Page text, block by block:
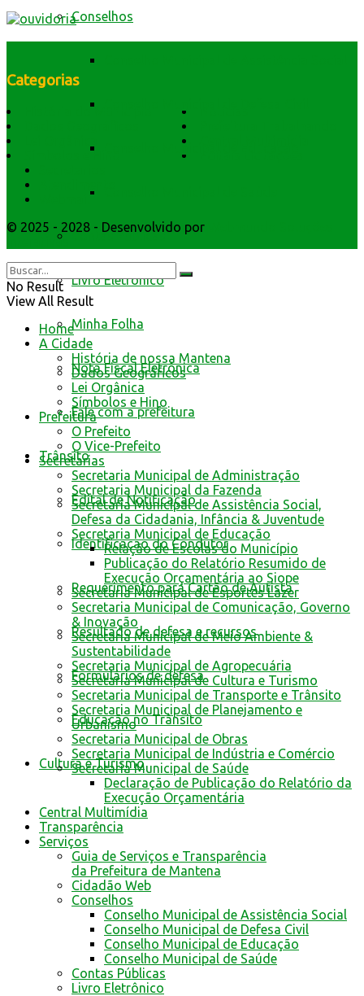
Conselhos
Conselho Municipal de Educação
Contas Públicas
Livro Eletrônico
Minha Folha
Nota Fiscal Eletrônica
Fale com a prefeitura
Trânsito
Edital de Notificação
Identificacao do Condutor
Requerimento para Cartão de Autista
Resultado de defesa e recursos
Formulários de defesa
Educação no Trânsito
Cultura e Turismo
Categorias
© 2025 - 2028 - Desenvolvido por
Interativas
No Result
View All Result
Home
A Cidade
História de nossa Mantena
Dados Geográficos
Lei Orgânica
Símbolos e Hino
Prefeitura
O Prefeito
O Vice-Prefeito
Secretarias
Secretaria Municipal de Administração
Secretaria Municipal da Fazenda
Secretaria Municipal de Assistência Social,
Defesa da Cidadania, Infância & Juventude
Secretaria Municipal de Educação
Relação de Escolas do Município
Publicação do Relatório Resumido de
Execução Orçamentária ao Siope
Secretaria Municipal de Esportes Lazer
Secretaria Municipal de Comunicação, Governo
& Inovação
Secretaria Municipal de Meio Ambiente &
Sustentabilidade
Secretaria Municipal de Agropecuária
Secretaria Municipal de Cultura e Turismo
Secretaria Municipal de Transporte e Trânsito
Secretaria Municipal de Planejamento e
Urbanismo
Secretaria Municipal de Obras
Secretaria Municipal de Indústria e Comércio
Secretaria Municipal de Saúde
Declaração de Publicação do Relatório da
Execução Orçamentária
Central Multimídia
Transparência
Serviços
Guia de Serviços e Transparência
da Prefeitura de Mantena
Cidadão Web
Conselhos
Conselho Municipal de Assistência Social
Conselho Municipal de Defesa Civil
Conselho Municipal de Educação
Conselho Municipal de Saúde
Contas Públicas
Livro Eletrônico